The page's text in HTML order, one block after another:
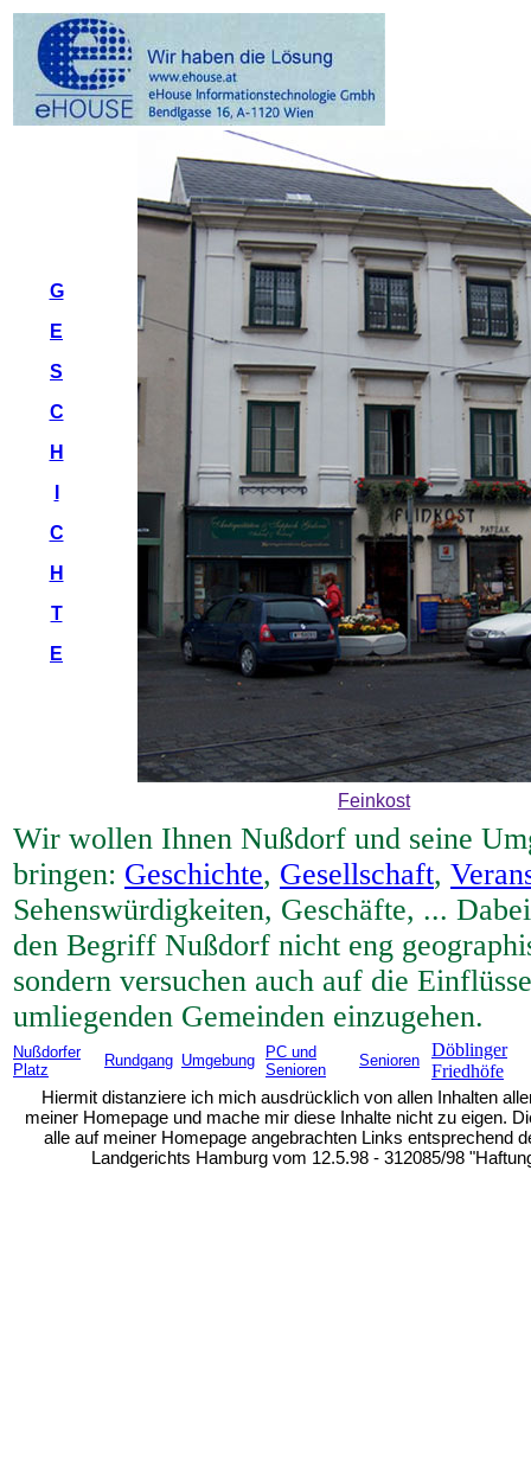
G
E
S
C
H
C
H
T
E
Feinkost
Wir wollen Ihnen Nußdorf und seine
bringen: Geschichte, Gesellschaft,
Sehenswürdigkeiten, Geschäfte, ...
den Begriff Nußdorf nicht eng
sondern versuchen auch auf die
umliegenden Gemeinden einzugehen.
Nußdorfer
Platz
Rundgang Umgebung
PC und
Senioren
Senioren
Döblinger
Friedhöfe
Hiermit distanziere ich mich ausdrücklich von allen Inhalten
meiner Homepage und mache mir diese Inhalte nicht zu eigen.
alle auf meiner Homepage angebrachten Links entsprechend
Landgerichts Hamburg vom 12.5.98 - 312085/98